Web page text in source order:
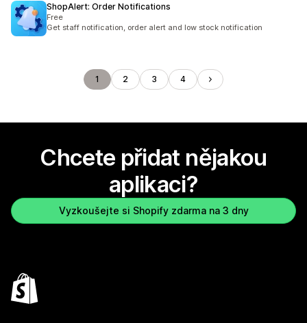
ShopAlert: Order Notifications
Free
Get staff notification, order alert and low stock notification
1 2 3 4
Chcete přidat nějakou
aplikaci?
Vyzkoušejte si Shopify zdarma na 3 dny